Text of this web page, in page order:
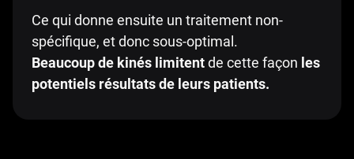
Ce qui donne ensuite un traitement non-
spécifique, et donc sous-optimal.
Beaucoup de kinés limitentde cette façon les
potentiels résultats de leurs patients.